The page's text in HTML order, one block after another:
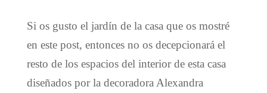
Si os gusto el jardín de la casa que os mostré
en este post, entonces no os decepcionará el
resto de los espacios del interior de esta casa
diseñados por la decoradora Alexandra